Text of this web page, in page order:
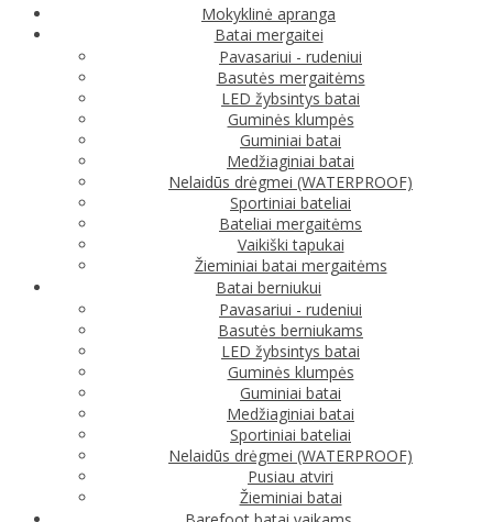
Mokyklinė apranga
Batai mergaitei
Pavasariui - rudeniui
Basutės mergaitėms
LED žybsintys batai
Guminės klumpės
Guminiai batai
Medžiaginiai batai
Nelaidūs drėgmei (WATERPROOF)
Sportiniai bateliai
Bateliai mergaitėms
Vaikiški tapukai
Žieminiai batai mergaitėms
Batai berniukui
Pavasariui - rudeniui
Basutės berniukams
LED žybsintys batai
Guminės klumpės
Guminiai batai
Medžiaginiai batai
Sportiniai bateliai
Nelaidūs drėgmei (WATERPROOF)
Pusiau atviri
Žieminiai batai